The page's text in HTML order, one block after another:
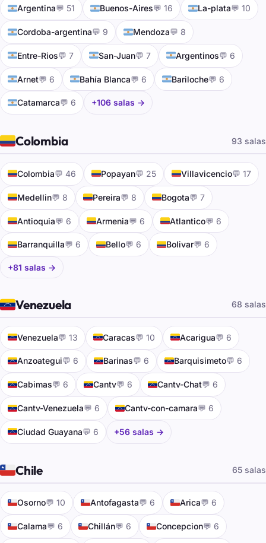
🇦🇷Argentina💬 51 🇦🇷Buenos-Aires💬 16 🇦🇷La-plata💬 10
🇦🇷Cordoba-argentina💬 9 🇦🇷Mendoza💬 8
🇦🇷Entre-Rios💬 7 🇦🇷San-Juan💬 7 🇦🇷Argentinos💬 6
🇦🇷Arnet💬 6 🇦🇷Bahía Blanca💬 6 🇦🇷Bariloche💬 6
🇦🇷Catamarca💬 6 +106 salas →
🇨🇴Colombia 93 salas
🇨🇴Colombia💬 46 🇨🇴Popayan💬 25 🇨🇴Villavicencio💬 17
🇨🇴Medellin💬 8 🇨🇴Pereira💬 8 🇨🇴Bogota💬 7
🇨🇴Antioquia💬 6 🇨🇴Armenia💬 6 🇨🇴Atlantico💬 6
🇨🇴Barranquilla💬 6 🇨🇴Bello💬 6 🇨🇴Bolivar💬 6
+81 salas →
🇻🇪Venezuela 68 salas
🇻🇪Venezuela💬 13 🇻🇪Caracas💬 10 🇻🇪Acarigua💬 6
🇻🇪Anzoategui💬 6 🇻🇪Barinas💬 6 🇻🇪Barquisimeto💬 6
🇻🇪Cabimas💬 6 🇻🇪Cantv💬 6 🇻🇪Cantv-Chat💬 6
🇻🇪Cantv-Venezuela💬 6 🇻🇪Cantv-con-camara💬 6
🇻🇪Ciudad Guayana💬 6 +56 salas →
🇨🇱Chile 65 salas
🇨🇱Osorno💬 10 🇨🇱Antofagasta💬 6 🇨🇱Arica💬 6
🇨🇱Calama💬 6 🇨🇱Chillán💬 6 🇨🇱Concepcion💬 6